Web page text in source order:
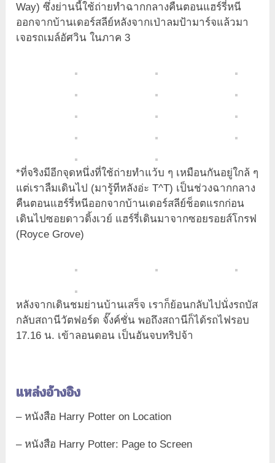
Way) ซึ่งย่านนี้ใช้ถ่ายทำฉากกลางคืนตอนแฮร์รี่หนี
ออกจากบ้านเดอร์สลีย์หลังจากเป่าลมป้ามาร์จแล้วมา
เจอรถเมล์อัศวิน ในภาค 3
*ที่จริงมีอีกจุดหนึ่งที่ใช้ถ่ายทำแว้บ ๆ เหมือนกันอยู่ใกล้ ๆ
แต่เราลืมเดินไป (มารู้ทีหลังอ่ะ T^T) เป็นช่วงฉากกลาง
คืนตอนแฮร์รี่หนีออกจากบ้านเดอร์สลีย์ช็อตแรกก่อน
เดินไปซอยดาวดิ้งเวย์ แฮร์รี่เดินมาจากซอยรอยส์โกรฟ
(Royce Grove)
หลังจากเดินชมย่านบ้านเสร็จ เราก็ย้อนกลับไปนั่งรถบัส
กลับสถานีวัตฟอร์ด จั๊งค์ชั่น พอถึงสถานีก็ได้รถไฟรอบ
17.16 น. เข้าลอนดอน เป็นอันจบทริปจ้า
แหล่งอ้างอิง
– หนังสือ Harry Potter on Location
– หนังสือ Harry Potter: Page to Screen